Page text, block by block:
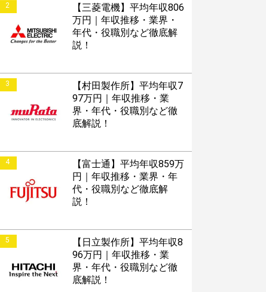
2
【三菱電機】平均年収806
万円｜年収推移・業界・
年代・役職別など徹底解
説！
3
【村田製作所】平均年収7
97万円｜年収推移・業
界・年代・役職別など徹
底解説！
4
【富士通】平均年収859万
円｜年収推移・業界・年
代・役職別など徹底解
説！
5
【日立製作所】平均年収8
96万円｜年収推移・業
界・年代・役職別など徹
底解説！